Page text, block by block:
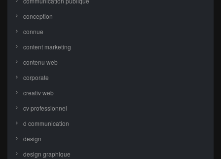
conception
connue
content marketing
contenu web
corporate
creativ web
cv professionnel
d communication
design
design graphique